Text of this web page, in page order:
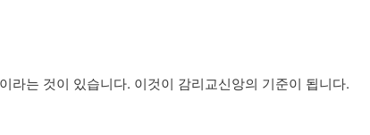
라는 것이 있습니다. 이것이 감리교신앙의 기준이 됩니다.